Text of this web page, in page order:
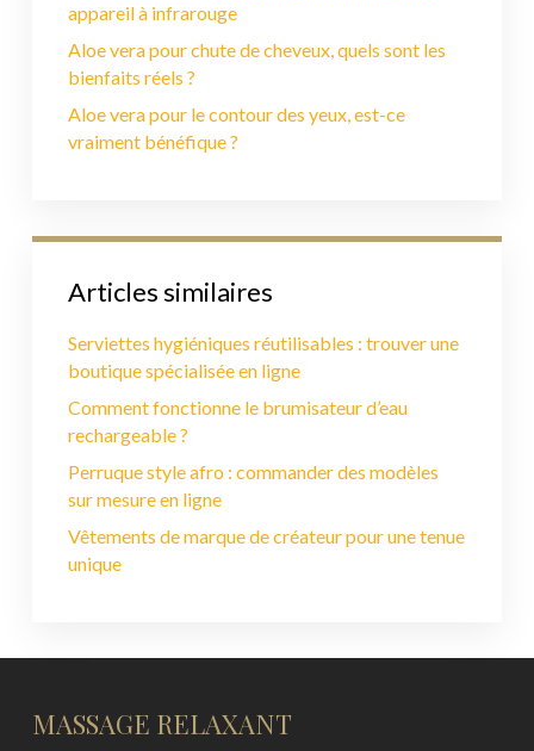
appareil à infrarouge
Aloe vera pour chute de cheveux, quels sont les
bienfaits réels ?
Aloe vera pour le contour des yeux, est-ce
vraiment bénéfique ?
Articles similaires
Serviettes hygiéniques réutilisables : trouver une
boutique spécialisée en ligne
Comment fonctionne le brumisateur d’eau
rechargeable ?
Perruque style afro : commander des modèles
sur mesure en ligne
Vêtements de marque de créateur pour une tenue
unique
MASSAGE RELAXANT